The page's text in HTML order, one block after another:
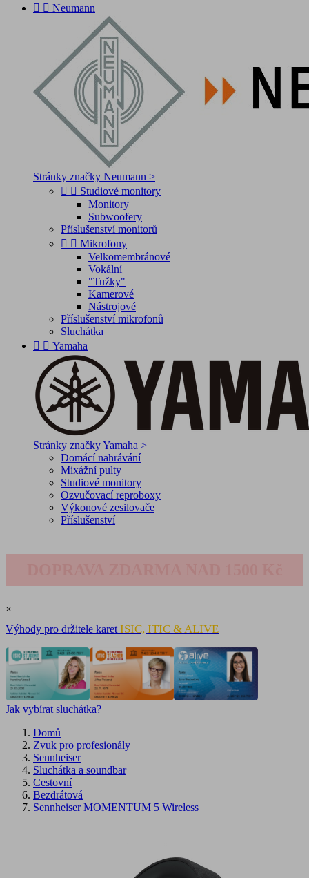
  Neumann
Stránky značky Neumann >
  Studiové monitory
Monitory
Subwoofery
Příslušenství monitorů
  Mikrofony
Velkomembránové
Vokální
"Tužky"
Kamerové
Nástrojové
Příslušenství mikrofonů
Sluchátka
  Yamaha
Stránky značky Yamaha >
Domácí nahrávání
Mixážní pulty
Studiové monitory
Ozvučovací reproboxy
Výkonové zesilovače
Příslušenství
×
Výhody pro držitele karet ISIC, ITIC & ALIVE
Jak vybírat sluchátka?
Domů
Zvuk pro profesionály
Sennheiser
Sluchátka a soundbar
Cestovní
Bezdrátová
Sennheiser MOMENTUM 5 Wireless